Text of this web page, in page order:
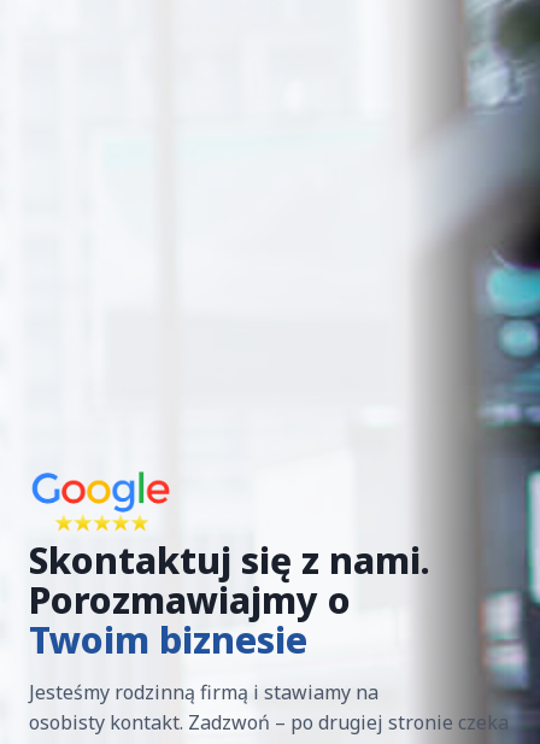
Skontaktuj się z nami.
Porozmawiajmy o
Twoim biznesie
Jesteśmy rodzinną firmą i stawiamy na
osobisty kontakt. Zadzwoń – po drugiej stronie czeka